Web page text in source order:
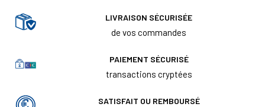
LIVRAISON SÉCURISÉE
de vos commandes
PAIEMENT SÉCURISÉ
transactions cryptées
SATISFAIT OU REMBOURSÉ